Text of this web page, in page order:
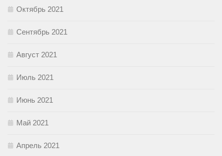
Октябрь 2021
Сентябрь 2021
Август 2021
Июль 2021
Июнь 2021
Май 2021
Апрель 2021